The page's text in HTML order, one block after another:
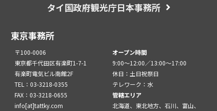
タイ国政府観光庁日本事務所
東京事務所
〒100-0006
東京都千代田区有楽町1-7-1
有楽町電気ビル南館2F
TEL：03-3218-0355
FAX：03-3218-0655
info[at]tattky.com
オープン時間
9:00～12:00／13:00～17:00
休日：土日祝祭日
テレワーク：水
管轄エリア
北海道、東北地方、石川、富山、